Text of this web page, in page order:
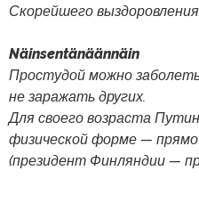
Скорейшего
Näinsentänäännäin
Простудой можно
не заражать других.
Для своего возраста
физической форме —
(президент Финляндии —